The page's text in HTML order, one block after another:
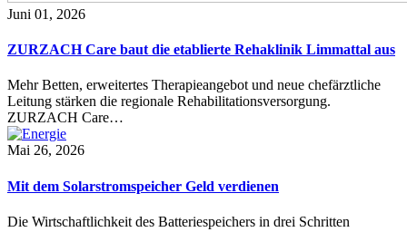
Juni 01, 2026
ZURZACH Care baut die etablierte Rehaklinik Limmattal aus
Mehr Betten, erweitertes Therapieangebot und neue chefärztliche
Leitung stärken die regionale Rehabilitationsversorgung.
ZURZACH Care…
Mai 26, 2026
Mit dem Solarstromspeicher Geld verdienen
Die Wirtschaftlichkeit des Batteriespeichers in drei Schritten